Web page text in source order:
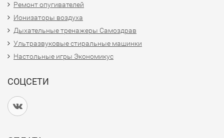
Ремонт опугивателей
Ионизаторы воздуха
Дыхательные тренажеры Самоздрав
Ультразвуковые стиральные машинки
Настольные игры Экономикус
СОЦСЕТИ